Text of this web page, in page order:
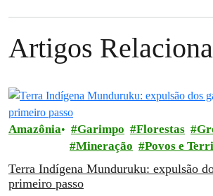
Artigos
Amazônia Garimpo Florestas
Mineração
Povos e
Terra Indígena Munduruku: expulsão
primeiro passo